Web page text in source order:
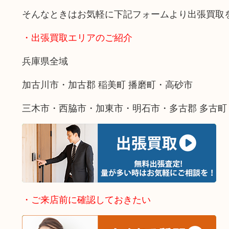
そんなときはお気軽に下記フォームより出張買取
・出張買取エリアのご紹介
兵庫県全域
加古川市・加古郡 稲美町 播磨町・高砂市
三木市・西脇市・加東市・明石市・多古郡 多古町
・ご来店前に確認しておきたい